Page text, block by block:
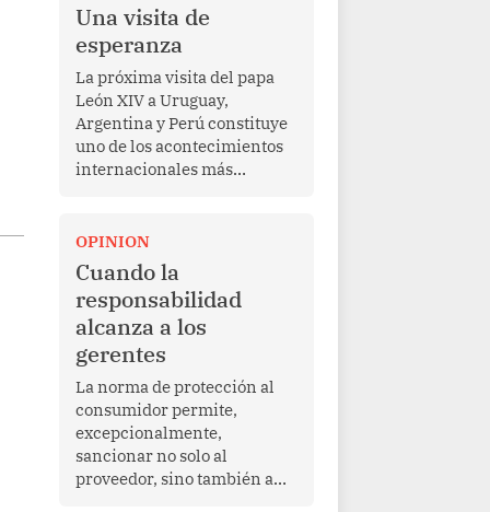
Una visita de
esperanza
La próxima visita del papa
León XIV a Uruguay,
Argentina y Perú constituye
uno de los acontecimientos
internacionales más
Más allá de su dimensión
religiosa, esta gira
representa una oportunidad
para reafirmar el valor del
diálogo, fortalecer los
vínculos entre los pueblos y
proyectar una imagen de
cooperación en una región
que enfrenta desafíos en
materia de desarrollo,
cohesión social y
gobernabilidad.
OPINION
Cuando la
responsabilidad
alcanza a los
gerentes
La norma de protección al
consumidor permite,
excepcionalmente,
sancionar no solo al
proveedor, sino también a